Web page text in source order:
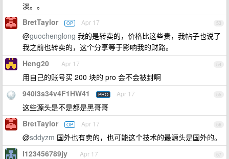
淡。。
53
BretTaylor OP Apr 17
@guochenglong 我的是转卖的，价格比这些贵，我帖子也说了
我之前也转卖的，这个分享等于影响我的财路。
54
Heng20 Apr 17
用自己的账号买 200 块的 pro 会不会被封啊
55
940i3s34v4F1HW41 PRO Apr 17
这些源头是不是都是黑哥哥
56
BretTaylor OP Apr 17
@sddyzm 国外也有卖的，也可能这个技术的最源头是国外的。
57
l123456789jy Apr 17